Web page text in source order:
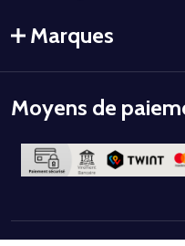
Marques
Moyens de